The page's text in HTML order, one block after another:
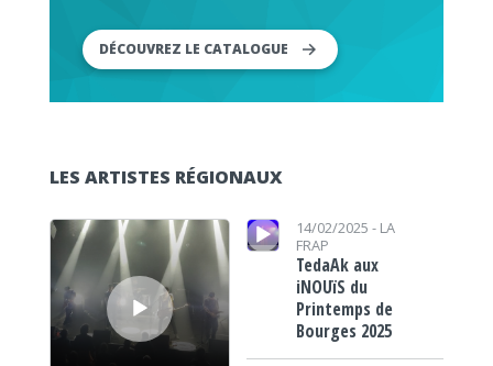
DÉCOUVREZ LE CATALOGUE
LES ARTISTES RÉGIONAUX
Lecteur audio
Lecteur audio 14/02/2025 - LA
FRAP
TedaAk aux
iNOUïS du
Printemps de
Bourges 2025